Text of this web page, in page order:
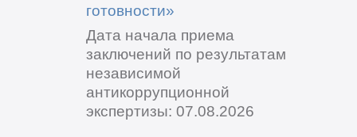
готовности»
Дата начала приема
заключений по результатам
независимой
антикоррупционной
экспертизы: 07.08.2026